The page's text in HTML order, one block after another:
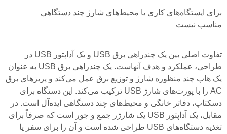
برای ایستگاه‌های کاری یا محیط‌های شارژ چند دستگاهی
مناسب نیست
تفاوت اصلی بین یک چندراهی برق USB و یک آداپتور USB در
طراحی، عملکرد و هدف آنهاست. یک چندراهی برق USB به عنوان
یک هاب چند منظوره شارژ و توزیع برق عمل می‌کند و پریزهای برق
AC را با پورت‌های شارژ USB ترکیب می‌کند. این دستگاه برای
دسکتاپ، دفاتر خانگی و محیط‌های چند دستگاهی ایده‌آل است. در
مقابل، یک آداپتور USB یک شارژر جمع و جور است که صرفاً برای
تغذیه دستگاه‌های USB طراحی شده است و آن را برای سفر یا